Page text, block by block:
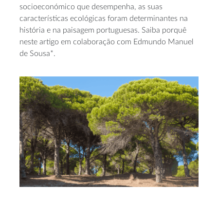
socioeconómico que desempenha, as suas
características ecológicas foram determinantes na
história e na paisagem portuguesas. Saiba porquê
neste artigo em colaboração com Edmundo Manuel
de Sousa*.